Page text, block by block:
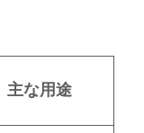
主な用途